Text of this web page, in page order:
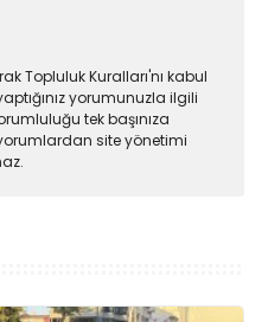
Topluluk Kuralları'nı kabul
yorumunuzla ilgili
tek başınıza
site yönetimi